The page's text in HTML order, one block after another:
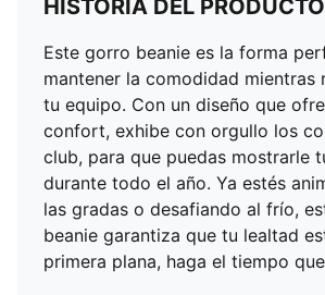
HISTORIA DEL PRODUCTO
Este gorro beanie es la forma
mantener la comodidad mientras
tu equipo. Con un diseño que
confort, exhibe con orgullo los
club, para que puedas mostrarle
durante todo el año. Ya estés
las gradas o desafiando al frío,
beanie garantiza que tu lealtad
primera plana, haga el tiempo